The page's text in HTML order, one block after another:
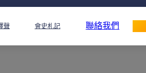
聲 會史札記 聯絡我們